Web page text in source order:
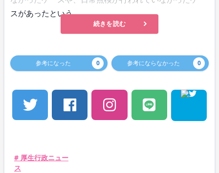
スがあったという。
続きを読む
参考になった 0 参考にならなかった 0
# 厚生行政ニュー
ス